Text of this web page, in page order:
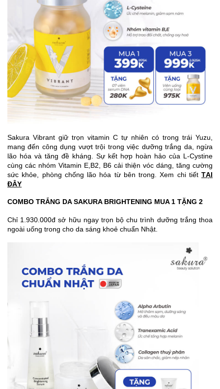
Sakura Vibrant giữ trọn vitamin C tự nhiên có trong trái Yuzu,
mang đến công dụng vượt trội trong việc dưỡng trắng da, ngừa
lão hóa và tăng đề kháng. Sự kết hợp hoàn hảo của L-Cystine
cùng các nhóm Vitamin E,B2, B6 cải thiện vóc dáng, tăng cường
sức khỏe, phòng chống lão hóa từ bên trong. Xem chi tiết TẠI
ĐÂY
COMBO TRẮNG DA SAKURA BRIGHTENING MUA 1 TẶNG 2
Chỉ 1.930.000đ sở hữu ngay trọn bộ chu trình dưỡng trắng thoa
ngoài uống trong cho da sáng khoẻ chuẩn Nhật.